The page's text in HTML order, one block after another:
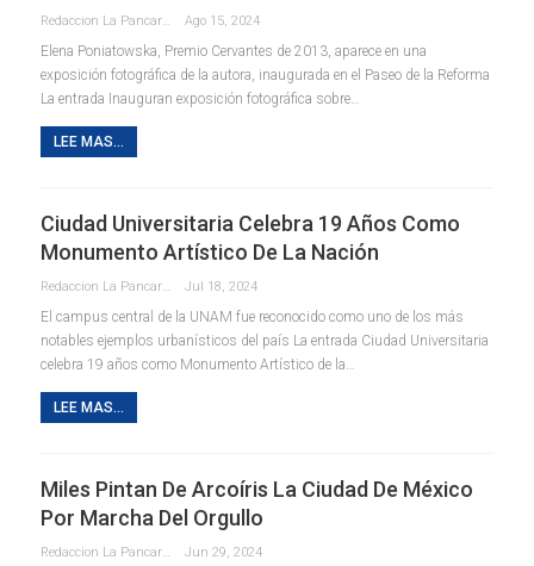
Redaccion La Pancarta De Quintana Roo Ago 15, 2024
Elena Poniatowska, Premio Cervantes de 2013, aparece en una
exposición fotográfica de la autora, inaugurada en el Paseo de la Reforma
La entrada Inauguran exposición fotográfica sobre…
LEE MAS...
Ciudad Universitaria Celebra 19 Años Como
Monumento Artístico De La Nación
Redaccion La Pancarta De Quintana Roo Jul 18, 2024
El campus central de la UNAM fue reconocido como uno de los más
notables ejemplos urbanísticos del país La entrada Ciudad Universitaria
celebra 19 años como Monumento Artístico de la…
LEE MAS...
Miles Pintan De Arcoíris La Ciudad De México
Por Marcha Del Orgullo
Redaccion La Pancarta De Quintana Roo Jun 29, 2024